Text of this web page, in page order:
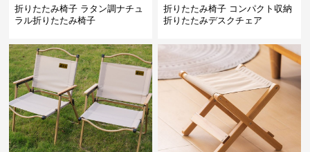
折りたたみ椅子 ラタン調ナチュ
ラル折りたたみ椅子
折りたたみ椅子 コンパクト収納
折りたたみデスクチェア